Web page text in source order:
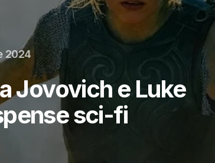
2024
Jovovich e Luke
sci-fi